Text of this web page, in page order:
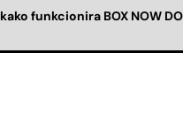
kako funkcionira BOX NOW